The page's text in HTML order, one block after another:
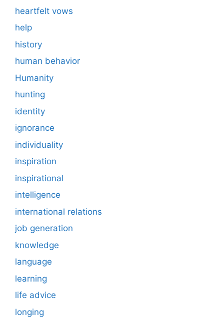
heartfelt vows
help
history
human behavior
Humanity
hunting
identity
ignorance
individuality
inspiration
inspirational
intelligence
international relations
job generation
knowledge
language
learning
life advice
longing